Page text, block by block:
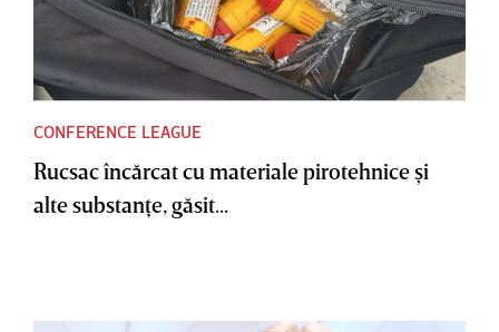
CONFERENCE LEAGUE
Rucsac încărcat cu materiale pirotehnice şi
alte substanţe, găsit...